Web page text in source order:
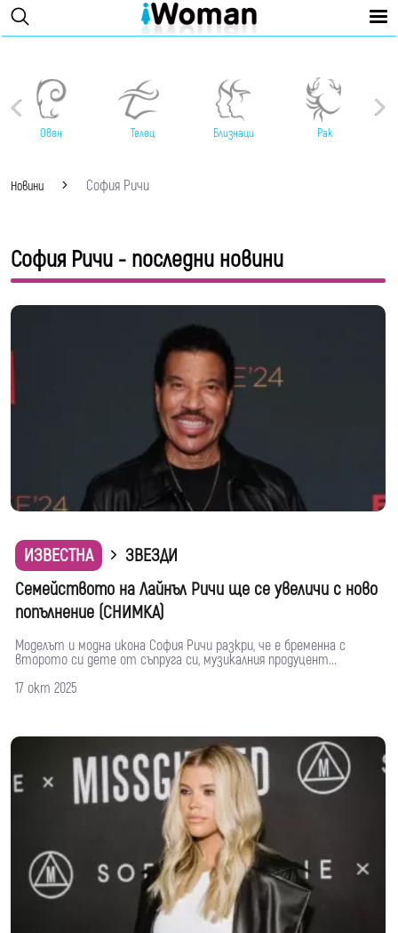
Овен Телец Близнаци Рак
Новини София Ричи
София Ричи - последни новини
ИЗВЕСТНА
ЗВЕЗДИ
Семейството на Лайнъл Ричи ще се увеличи с ново
попълнение (СНИМКА)
Моделът и модна икона София Ричи разкри, че е бременна с
второто си дете от съпруга си, музикалния продуцент...
17 окт 2025